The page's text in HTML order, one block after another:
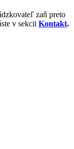
zaň preto
v sekcii Kontakt.